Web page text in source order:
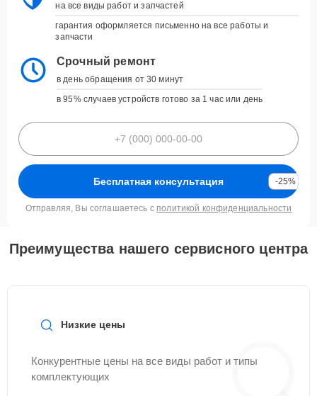
на все виды работ и запчастей
гарантия оформляется письменно на все работы и
запчасти
Срочный ремонт
в день обращения от 30 минут
в 95% случаев устройств готово за 1 час или день
Бесплатная консультация -25%
Отправляя, Вы соглашаетесь с политикой конфиденциальности
Преимущества нашего сервисного центра
Низкие цены
Конкурентные цены на все виды работ и типы
комплектующих